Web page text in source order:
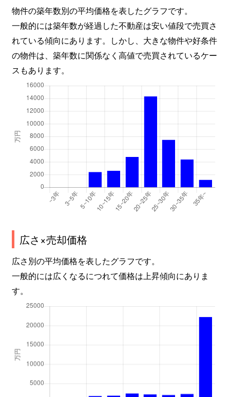
物件の築年数別の平均価格を表したグラフです。
一般的には築年数が経過した不動産は安い値段で売買さ
れている傾向にあります。しかし、大きな物件や好条件
の物件は、築年数に関係なく高値で売買されているケー
スもあります。
広さ×売却価格
広さ別の平均価格を表したグラフです。
一般的には広くなるにつれて価格は上昇傾向にありま
す。